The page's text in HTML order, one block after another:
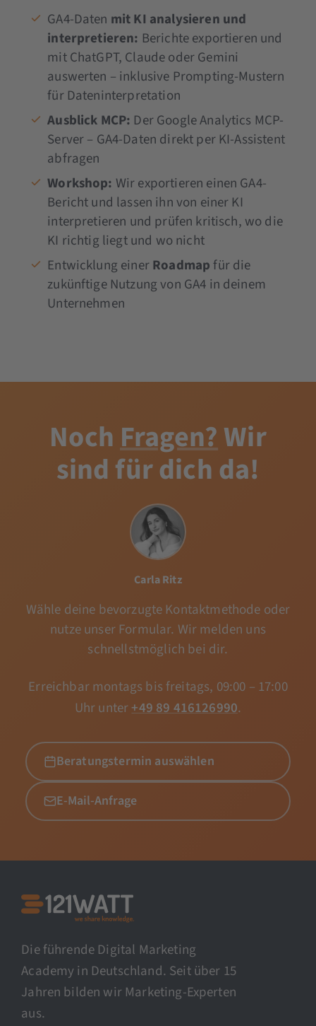
GA4-Daten mit KI analysieren und
interpretieren: Berichte exportieren und
mit ChatGPT, Claude oder Gemini
auswerten – inklusive Prompting-Mustern
für Dateninterpretation
Ausblick MCP: Der Google Analytics MCP-
Server – GA4-Daten direkt per KI-Assistent
abfragen
Workshop: Wir exportieren einen GA4-
Bericht und lassen ihn von einer KI
interpretieren und prüfen kritisch, wo die
KI richtig liegt und wo nicht
Entwicklung einerRoadmapfür die
zukünftige Nutzung von GA4 in deinem
Unternehmen
NochFragen?Wir
sind für dich da!
Carla Ritz
Wähle deine bevorzugte Kontaktmethode oder
nutze unser Formular. Wir melden uns
schnellstmöglich bei dir.
Erreichbar montags bis freitags, 09:00 – 17:00
Uhr unter+49 89 416126990.
Beratungstermin auswählen
E-Mail-Anfrage
Die führende Digital Marketing
Academy in Deutschland. Seit über 15
Jahren bilden wir Marketing-Experten
aus.